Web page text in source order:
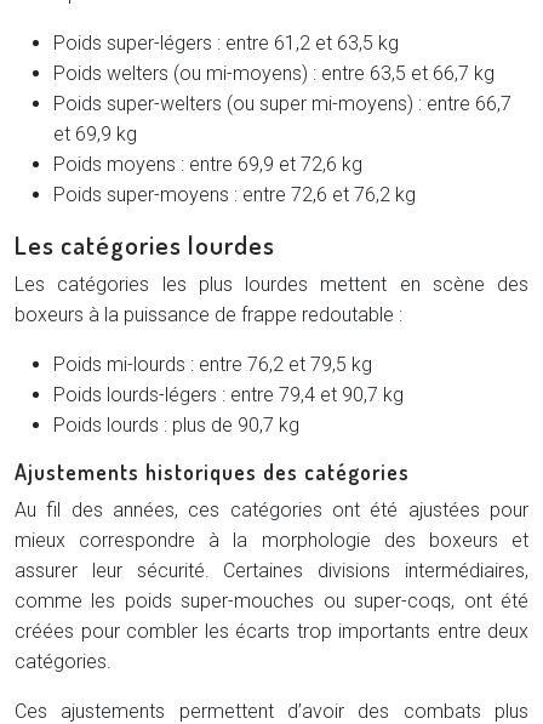
Poids super-légers : entre 61,2 et 63,5 kg
Poids welters (ou mi-moyens) : entre 63,5 et 66,7 kg
Poids super-welters (ou super mi-moyens) : entre 66,7
et 69,9 kg
Poids moyens : entre 69,9 et 72,6 kg
Poids super-moyens : entre 72,6 et 76,2 kg
Les catégories lourdes
Les catégories les plus lourdes mettent en scène des
boxeurs à la puissance de frappe redoutable :
Poids mi-lourds : entre 76,2 et 79,5 kg
Poids lourds-légers : entre 79,4 et 90,7 kg
Poids lourds : plus de 90,7 kg
Ajustements historiques des catégories
Au fil des années, ces catégories ont été ajustées pour
mieux correspondre à la morphologie des boxeurs et
assurer leur sécurité. Certaines divisions intermédiaires,
comme les poids super-mouches ou super-coqs, ont été
créées pour combler les écarts trop importants entre deux
catégories.
Ces ajustements permettent d’avoir des combats plus